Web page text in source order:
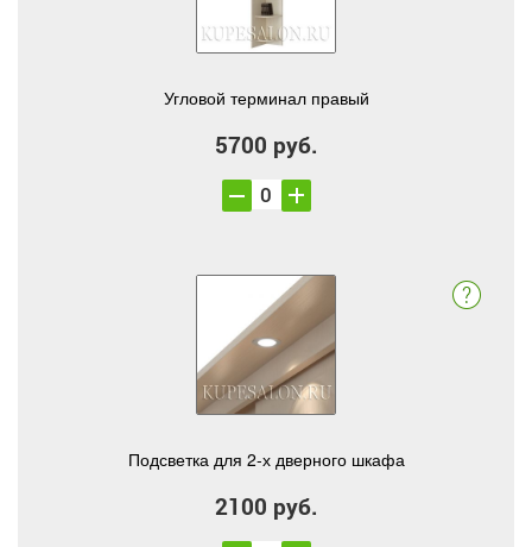
Угловой терминал правый
5700 руб.
Подсветка для 2-х дверного шкафа
2100 руб.